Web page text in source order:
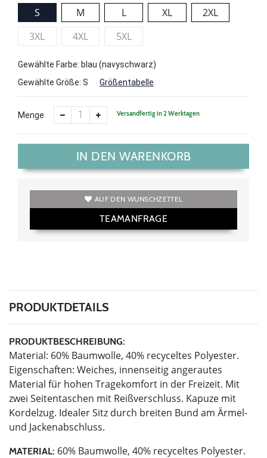
S M L XL
2XL
3XL
4XL 5XL
Gewählte Farbe: blau (navyschwarz)
Gewählte Größe: S Größentabelle
Menge Versandfertig in 2 Werktagen
IN DEN WARENKORB
AUF DEN WUNSCHZETTEL
TEAMANFRAGE
PRODUKTDETAILS
PRODUKTBESCHREIBUNG:
Material: 60% Baumwolle, 40% recyceltes Polyester.
Eigenschaften: Weiches, innenseitig angerautes
Material für hohen Tragekomfort in der Freizeit. Mit
zwei Seitentaschen mit Reißverschluss. Kapuze mit
Kordelzug. Idealer Sitz durch breiten Bund am Ärmel-
und Jackenabschluss.
MATERIAL: 60% Baumwolle, 40% recyceltes Polyester.